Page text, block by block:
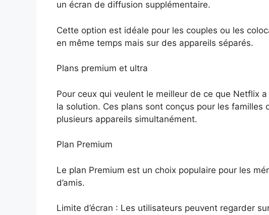
un écran de diffusion supplémentaire.
Cette option est idéale pour les couples ou les
en même temps mais sur des appareils séparés.
Plans premium et ultra
Pour ceux qui veulent le meilleur de ce que Netflix
la solution. Ces plans sont conçus pour les familles
plusieurs appareils simultanément.
Plan Premium
Le plan Premium est un choix populaire pour les
d’amis.
Limite d’écran : Les utilisateurs peuvent regarder